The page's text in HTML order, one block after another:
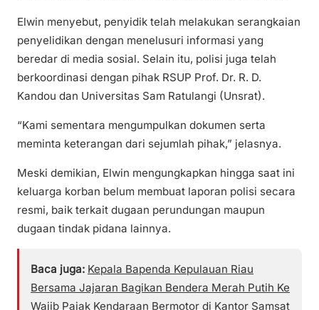
Elwin menyebut, penyidik telah melakukan serangkaian
penyelidikan dengan menelusuri informasi yang
beredar di media sosial. Selain itu, polisi juga telah
berkoordinasi dengan pihak RSUP Prof. Dr. R. D.
Kandou dan Universitas Sam Ratulangi (Unsrat).
“Kami sementara mengumpulkan dokumen serta
meminta keterangan dari sejumlah pihak,” jelasnya.
Meski demikian, Elwin mengungkapkan hingga saat ini
keluarga korban belum membuat laporan polisi secara
resmi, baik terkait dugaan perundungan maupun
dugaan tindak pidana lainnya.
Baca juga: Kepala Bapenda Kepulauan Riau
Bersama Jajaran Bagikan Bendera Merah Putih Ke
Wajib Pajak Kendaraan Bermotor di Kantor Samsat